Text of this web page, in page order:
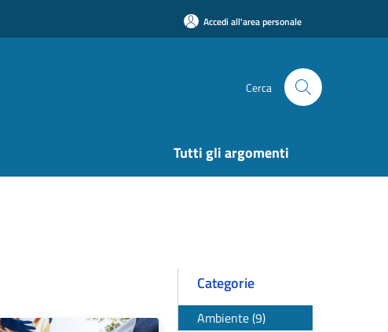
Accedi all'area personale
Cerca
Tutti gli argomenti
Categorie
Ambiente (9)